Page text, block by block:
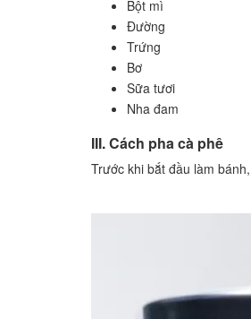
Bột mì
Đường
Trứng
Bơ
Sữa tươi
Nha đam
III. Cách pha cà phê
Trước khi bắt đầu làm